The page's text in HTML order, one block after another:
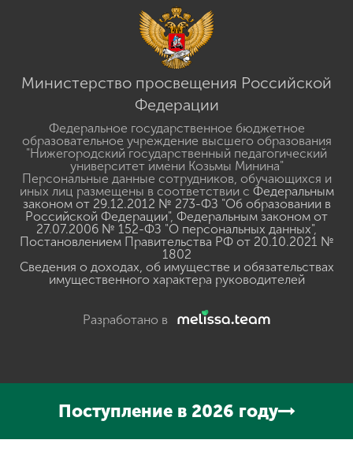
mininuniver@mininuniver.ru
Министерство просвещения Российской
Федерации
Федеральное государственное бюджетное
образовательное учреждение высшего образования
"Нижегородский государственный педагогический
университет имени Козьмы Минина"
Персональные данные сотрудников, обучающихся и
иных лиц размещены в соответствии сФедеральным
законом от 29.12.2012 № 273-ФЗ "Об образовании в
Российской Федерации",Федеральным законом от
27.07.2006 № 152-ФЗ "О персональных данных"
Постановлением Правительства РФ от 20.10.2021 №
1802
имущественного характера руководителей
Поступление в 2026 году